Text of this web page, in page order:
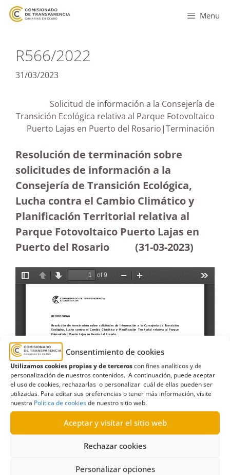
Consentimiento de cookies
Utilizamos cookies propias y de terceroscon fines analíticos y de
personalización de nuestros contenidos. A continuación, puede aceptar
el uso de cookies, rechazarlas o personalizar cuál de ellas pueden ser
utilizadas. Para editar sus preferencias o tener más información, visite
nuestra Política de cookiesde nuestro sitio web.
Aceptar y visitar el sitio web
Rechazar cookies
Personalizar opciones
Menu
R566/2022
31/03/2023
Solicitud de información a la Consejería de
Transición Ecológica relativa al Parque Fotovoltaico
Puerto Lajas en Puerto del Rosario|Terminación
Resolución de terminación sobre
solicitudes de información a la
Consejería de Transición Ecológica,
Lucha contra el Cambio Climático y
Planificación Territorial relativa al
Parque Fotovoltaico Puerto Lajas en
Puerto del Rosario (31-03-2023)